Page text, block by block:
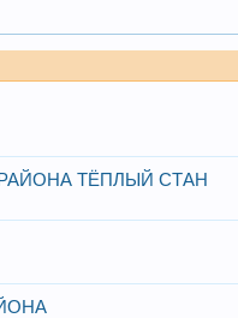
ТЁПЛЫЙ СТАН